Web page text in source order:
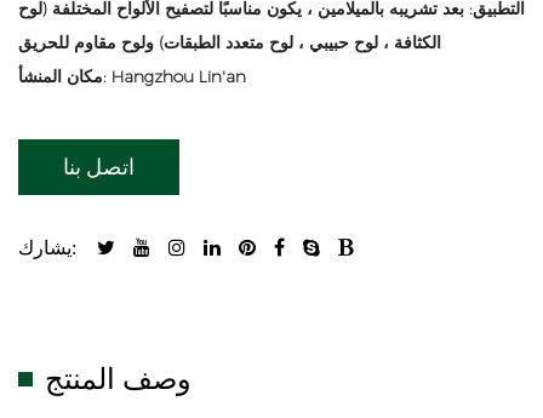
التطبيق: بعد تشريبه بالميلامين ، يكون مناسبًا لتصفيح الألواح المختلفة (لوح
الكثافة ، لوح حبيبي ، لوح متعدد الطبقات) ولوح مقاوم للحريق
مكان المنشأ: Hangzhou Lin'an
اتصل بنا
يشارك:
وصف المنتج